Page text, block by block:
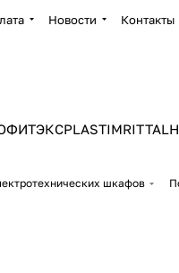
Новости Контакты
PLASTIMRITTAL
шкафов